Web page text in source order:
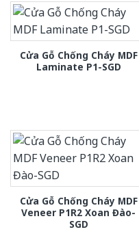
Cửa Gỗ Chống Cháy MDF
Laminate P1-SGD
Cửa Gỗ Chống Cháy MDF
Veneer P1R2 Xoan Đào-
SGD